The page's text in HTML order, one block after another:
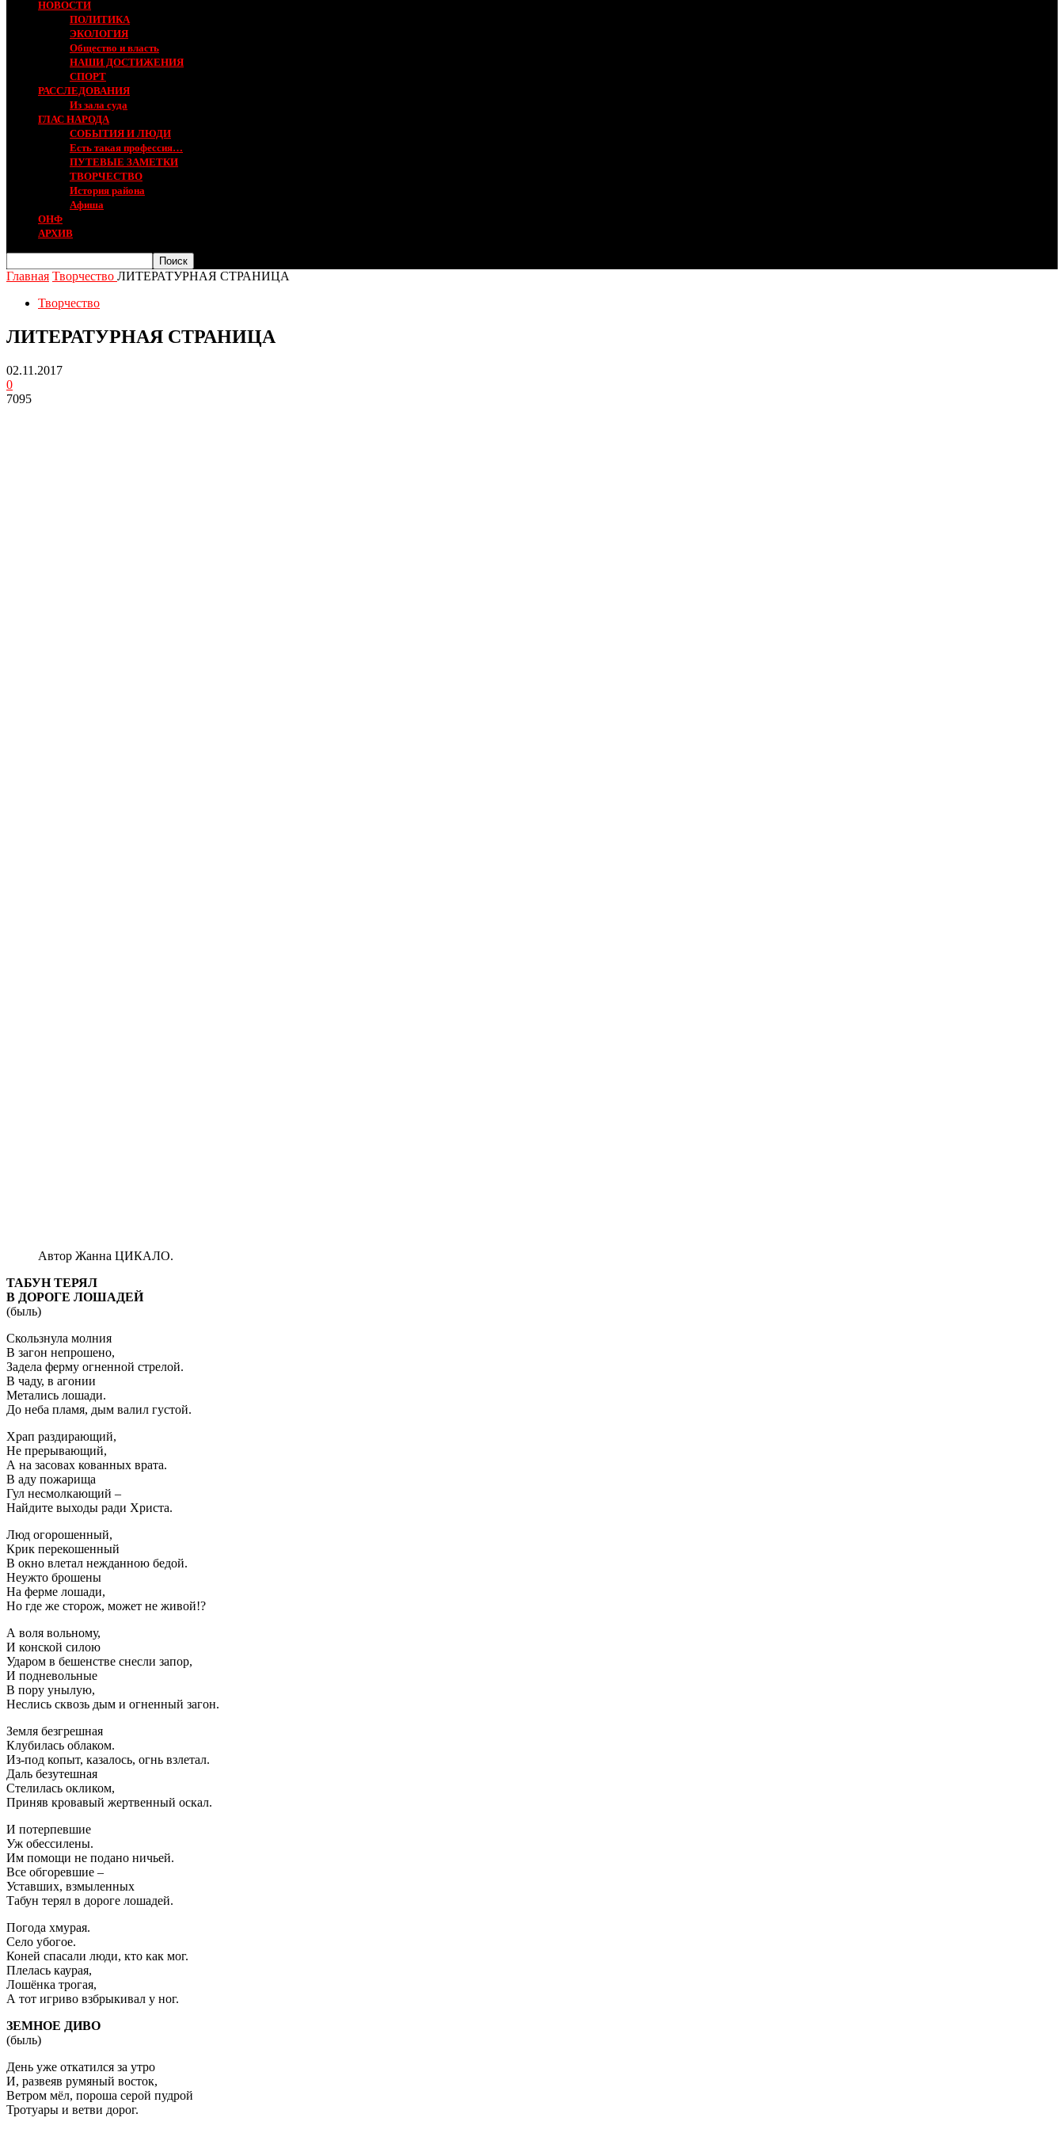
НОВОСТИ
ПОЛИТИКА
ЭКОЛОГИЯ
Общество и власть
НАШИ ДОСТИЖЕНИЯ
СПОРТ
РАССЛЕДОВАНИЯ
Из зала суда
ГЛАС НАРОДА
СОБЫТИЯ И ЛЮДИ
Есть такая профессия…
ПУТЕВЫЕ ЗАМЕТКИ
ТВОРЧЕСТВО
История района
Афиша
ОНФ
АРХИВ
Главная Творчество ЛИТЕРАТУРНАЯ СТРАНИЦА
Творчество
ЛИТЕРАТУРНАЯ СТРАНИЦА
02.11.2017
0
7095
Автор Жанна ЦИКАЛО.
ТАБУН ТЕРЯЛ
В ДОРОГЕ ЛОШАДЕЙ
(быль)
Скользнула молния
В загон непрошено,
Задела ферму огненной стрелой.
В чаду, в агонии
Метались лошади.
До неба пламя, дым валил густой.
Храп раздирающий,
Не прерывающий,
А на засовах кованных врата.
В аду пожарища
Гул несмолкающий –
Найдите выходы ради Христа.
Люд огорошенный,
Крик перекошенный
В окно влетал нежданною бедой.
Неужто брошены
На ферме лошади,
Но где же сторож, может не живой!?
А воля вольному,
И конской силою
Ударом в бешенстве снесли запор,
И подневольные
В пору унылую,
Неслись сквозь дым и огненный загон.
Земля безгрешная
Клубилась облаком.
Из-под копыт, казалось, огнь взлетал.
Даль безутешная
Стелилась окликом,
Приняв кровавый жертвенный оскал.
И потерпевшие
Уж обессилены.
Им помощи не подано ничьей.
Все обгоревшие –
Уставших, взмыленных
Табун терял в дороге лошадей.
Погода хмурая.
Село убогое.
Коней спасали люди, кто как мог.
Плелась каурая,
Лошёнка трогая,
А тот игриво взбрыкивал у ног.
ЗЕМНОЕ ДИВО
(быль)
День уже откатился за утро
И, развеяв румяный восток,
Ветром мёл, пороша серой пудрой
Тротуары и ветви дорог.